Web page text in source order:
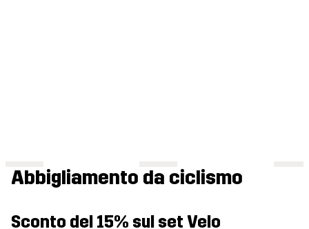
Abbigliamento da ciclismo
Sconto del 15% sul set Velo